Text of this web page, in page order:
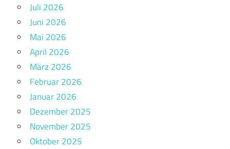
Juli 2026
Juni 2026
Mai 2026
April 2026
März 2026
Februar 2026
Januar 2026
Dezember 2025
November 2025
Oktober 2025